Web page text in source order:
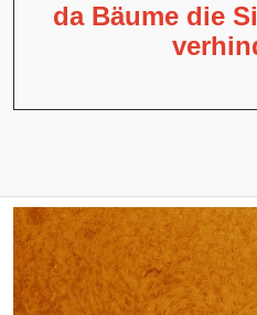
da Bäume die